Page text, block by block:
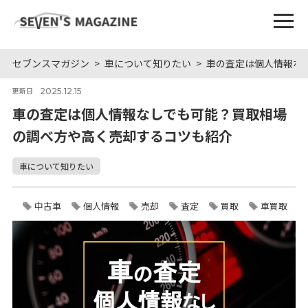
セブンスマガジン 車について知りたい 車の査定は個人情報な
更新日 2025.12.15
車の査定は個人情報なしでも可能？買取相場
の調べ方や高く売却するコツも紹介
車について知りたい
中古車 個人情報 売却 査定 買取 車買取